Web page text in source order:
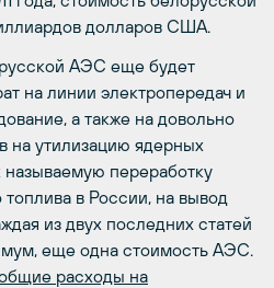
долларов США.
АЭС еще будет
на линии электропередач и
а также на довольно
на утилизацию ядерных
называемую переработку
в России, на вывод
из двух последних статей
еще одна стоимость АЭС.
расходы на